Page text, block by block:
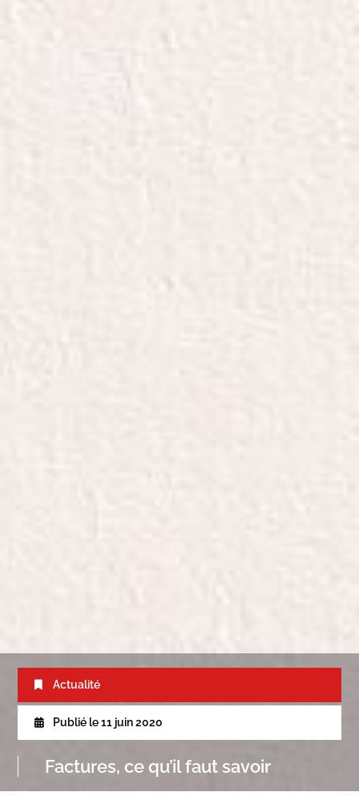
Actualité
Publié le 11 juin 2020
Factures, ce qu’il faut savoir